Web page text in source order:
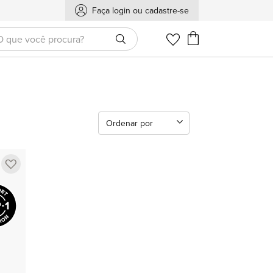
Meu Carrinho
Ordenar por
Adicionar
lista
de
Faça login ou cadastre-se